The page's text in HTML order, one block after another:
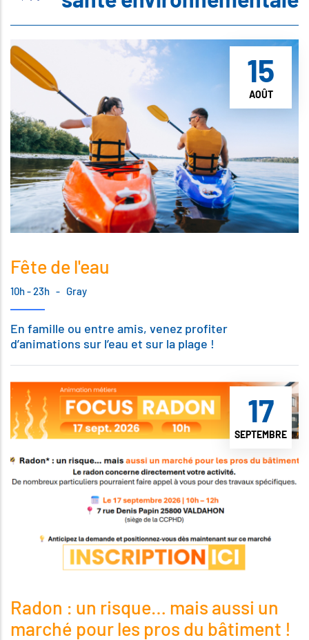
15
AOÛT
Fête de l'eau
10h - 23h - Gray
En famille ou entre amis, venez profiter
d’animations sur l’eau et sur la plage !
17
SEPTEMBRE
Radon : un risque… mais aussi un
marché pour les pros du bâtiment !